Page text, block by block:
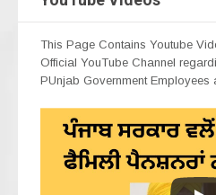
This Page Contains Youtube
Official YouTube Channel
PUnjab Government Employees